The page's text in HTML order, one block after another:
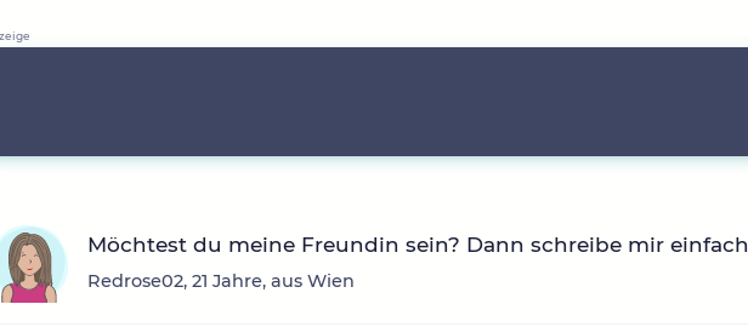
Möchtest du meine Freundin sein? Dann schreibe mir einfach
Redrose02, 21 Jahre, aus Wien